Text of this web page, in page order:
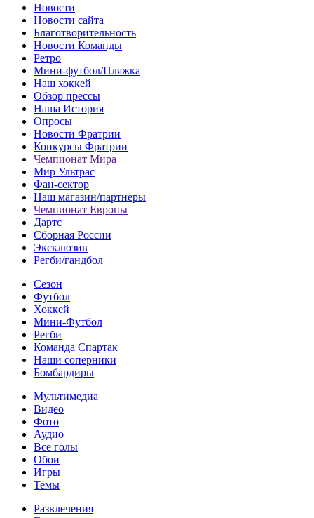
Новости
Новости сайта
Благотворительность
Новости Команды
Ретро
Мини-футбол/Пляжка
Наш хоккей
Обзор прессы
Наша История
Опросы
Новости Фратрии
Конкурсы Фратрии
Чемпионат Мира
Мир Ультрас
Фан-cектор
Наш магазин/партнеры
Чемпионат Европы
Дартс
Сборная России
Эксклюзив
Регби/гандбол
Сезон
Футбол
Хоккей
Мини-Футбол
Регби
Команда Спартак
Наши соперники
Бомбардиры
Мультимедиа
Видео
Фото
Аудио
Все голы
Обои
Игры
Темы
Развлечения